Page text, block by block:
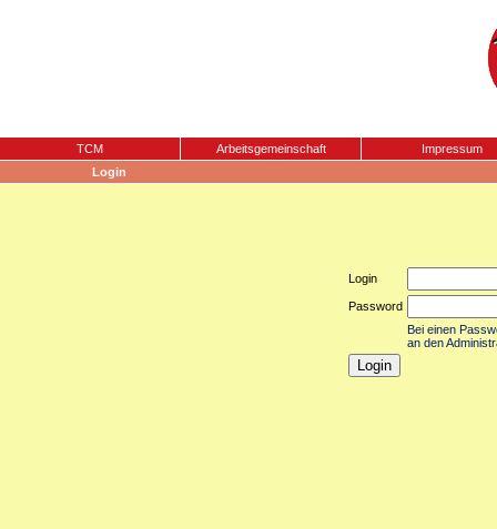
TCM Arbeitsgemeinschaft
Impressum
Login
Login
Password
Bei einen
an den